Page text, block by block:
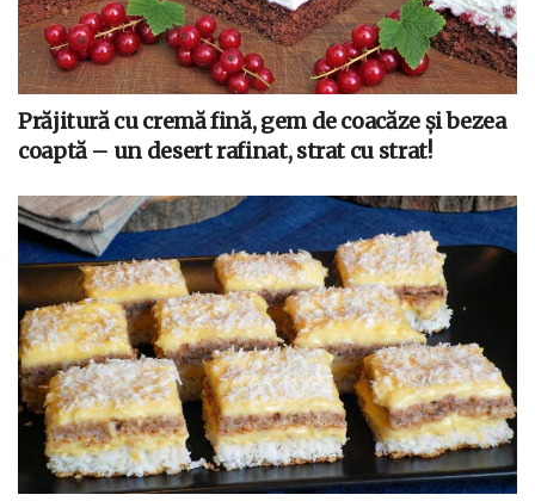
Prăjitură cu cremă fină, gem de coacăze și bezea
coaptă – un desert rafinat, strat cu strat!